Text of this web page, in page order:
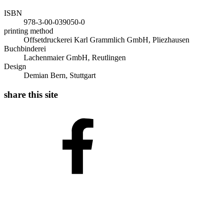
ISBN
978-3-00-039050-0
printing method
Offsetdruckerei Karl Grammlich GmbH, Pliezhausen
Buchbinderei
Lachenmaier GmbH, Reutlingen
Design
Demian Bern, Stuttgart
share this site